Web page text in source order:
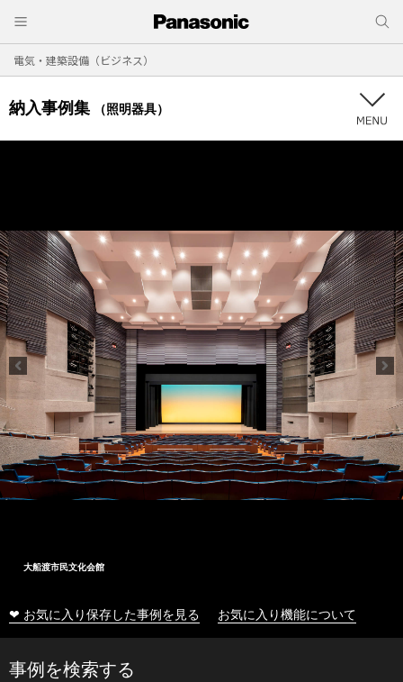
電気・建築設備（ビジネス）
納入事例集 （照明器具）
大船渡市民文化会館
❤ お気に入り保存した事例を見る お気に入り機能について
事例を検索する